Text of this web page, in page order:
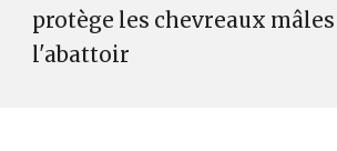
protège les chevreaux
l'abattoir